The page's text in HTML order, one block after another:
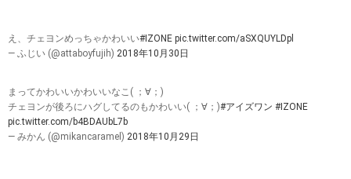
え、チェヨンめっちゃかわいい#IZONE pic.twitter.com/aSXQUYLDpl
— ふじい (@attaboyfujih) 2018年10月30日
まってかわいいかわいいなこ( ；∀；)
チェヨンが後ろにハグしてるのもかわいい( ；∀；)#アイズワン #IZONE
pic.twitter.com/b4BDAUbL7b
— みかん (@mikancaramel) 2018年10月29日